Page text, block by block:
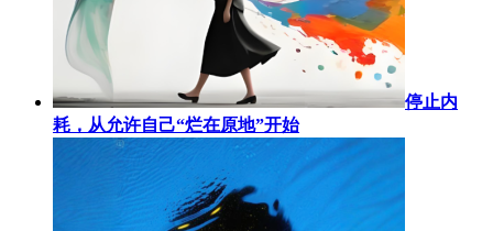
停止内
耗，从允许自己“烂在原地”开始